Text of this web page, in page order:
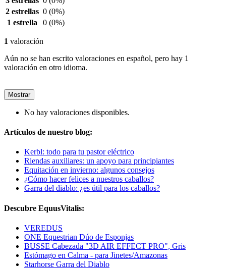
2 estrellas 0 (0%)
1 estrella
0 (0%)
1 valoración
Aún no se han escrito valoraciones en español, pero hay 1
valoración en otro idioma.
Mostrar
No hay valoraciones disponibles.
Artículos de nuestro blog:
Kerbl: todo para tu pastor eléctrico
Riendas auxiliares: un apoyo para principiantes
Equitación en invierno: algunos consejos
¿Cómo hacer felices a nuestros caballos?
Garra del diablo: ¿es útil para los caballos?
Descubre EquusVitalis:
VEREDUS
ONE Equestrian Dúo de Esponjas
BUSSE Cabezada "3D AIR EFFECT PRO", Gris
Estómago en Calma - para Jinetes/Amazonas
Starhorse Garra del Diablo